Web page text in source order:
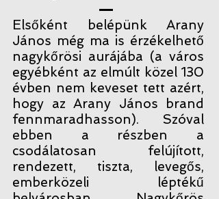
Elsőként belépünk Arany
János még ma is érzékelhető
nagykőrösi aurájába (a város
egyébként az elmúlt közel 130
évben nem keveset tett azért,
hogy az Arany János brand
fennmaradhasson). Szóval
ebben a részben a
csodálatosan felújított,
rendezett, tiszta, levegős,
emberközeli léptékű